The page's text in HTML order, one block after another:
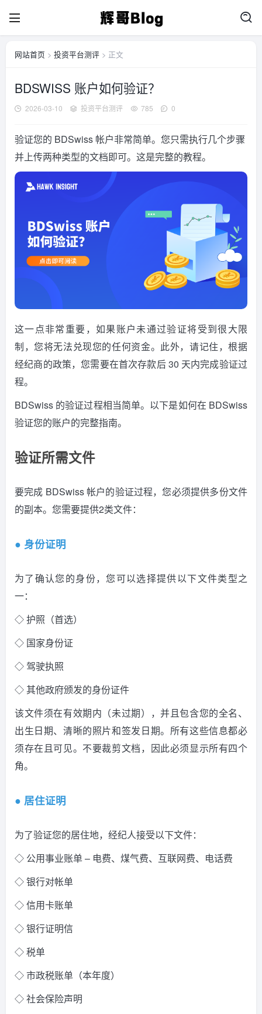
网站首页 > 投资平台测评 > 正文
BDSWISS 账户如何验证？
2026-03-10 投资平台测评 785 0
验证您的 BDSwiss 帐户非常简单。您只需执行几个步骤
并上传两种类型的文档即可。这是完整的教程。
这一点非常重要，如果账户未通过验证将受到很大限
制，您将无法兑现您的任何资金。此外，请记住，根据
经纪商的政策，您需要在首次存款后 30 天内完成验证过
程。
BDSwiss 的验证过程相当简单。以下是如何在 BDSwiss
验证您的账户的完整指南。
验证所需文件
要完成 BDSwiss 帐户的验证过程，您必须提供多份文件
的副本。您需要提供2类文件：
● 身份证明
为了确认您的身份，您可以选择提供以下文件类型之
一：
◇ 护照（首选）
◇ 国家身份证
◇ 驾驶执照
◇ 其他政府颁发的身份证件
该文件须在有效期内（未过期），并且包含您的全名、
出生日期、清晰的照片和签发日期。所有这些信息都必
须存在且可见。不要裁剪文档，因此必须显示所有四个
角。
● 居住证明
为了验证您的居住地，经纪人接受以下文件：
◇ 公用事业账单 – 电费、煤气费、互联网费、电话费
◇ 银行对帐单
◇ 信用卡账单
◇ 银行证明信
◇ 税单
◇ 市政税账单（本年度）
◇ 社会保险声明